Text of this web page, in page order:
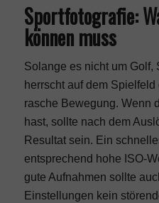
Sportfotografie:
können muss
Solange es nicht um Golf,
herrscht auf dem
rasche Bewegung. Wenn
hast, sollte nach dem
Resultat sein. Ein
entsprechend hohe ISO-
gute Aufnahmen sollte
Einstellungen kein